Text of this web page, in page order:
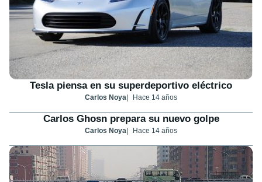
Tesla piensa en su superdeportivo eléctrico
Carlos Noya Hace 14 años
Carlos Ghosn prepara su nuevo golpe
Carlos Noya Hace 14 años